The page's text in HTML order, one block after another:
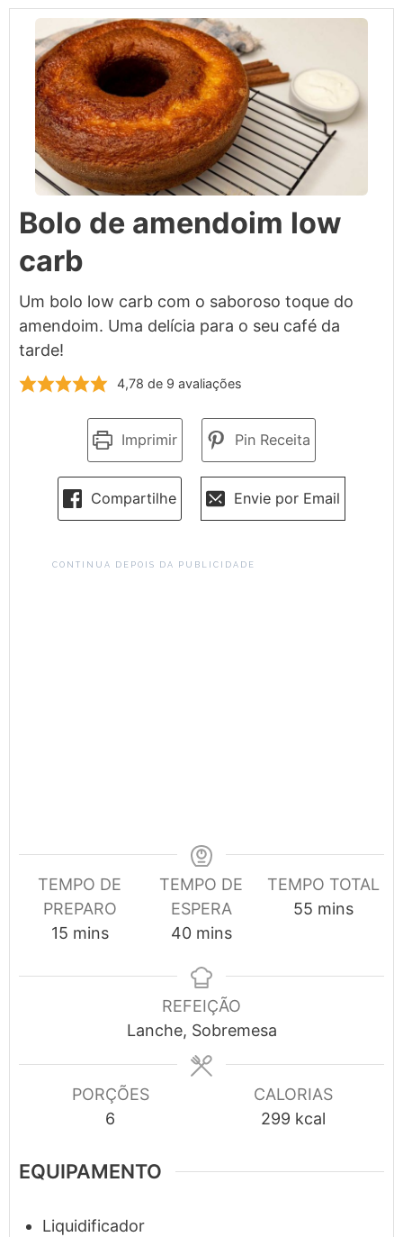
Bolo de amendoim low
carb
Um bolo low carb com o saboroso toque do
amendoim. Uma delícia para o seu café da
tarde!
4,78 de 9 avaliações
Imprimir Pin Receita
Compartilhe Envie por Email
CONTINUA DEPOIS DA PUBLICIDADE
TEMPO DE
PREPARO
15minutes
mins
TEMPO DE
ESPERA
40minutes
mins
TEMPO TOTAL
55minutes
mins
REFEIÇÃO
Lanche, Sobremesa
PORÇÕES
6
CALORIAS
299 kcal
EQUIPAMENTO
Liquidificador